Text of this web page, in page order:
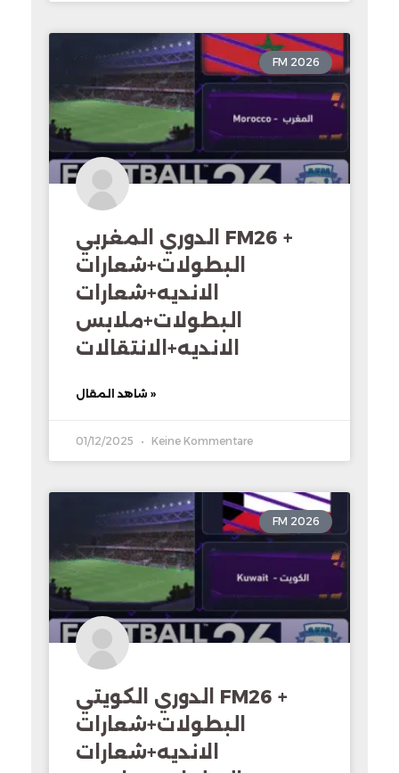
FM 2026
الدوري المغربي FM26 +
البطولات+شعارات
الانديه+شعارات
البطولات+ملابس
الانديه+الانتقالات
شاهد المقال »
01/12/2025 Keine Kommentare
FM 2026
الدوري الكويتي FM26 +
البطولات+شعارات
الانديه+شعارات